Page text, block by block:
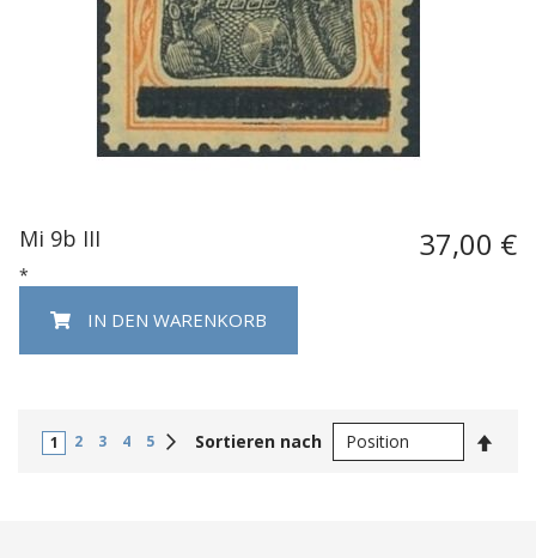
Mi 9b III 37,00 €
*
IN DEN WARENKORB
1 2 3 4 5 Weiter
Sortieren nach